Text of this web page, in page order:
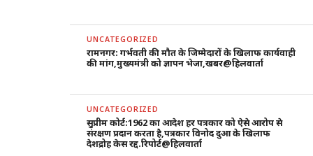
UNCATEGORIZED
रामनगर: गर्भवती की मौत के जिम्मेदारों के खिलाफ कार्यवाही
की मांग,मुख्यमंत्री को ज्ञापन भेजा,खबर@हिलवार्ता
UNCATEGORIZED
सुप्रीम कोर्ट:1962 का आदेश हर पत्रकार को ऐसे आरोप से
संरक्षण प्रदान करता है,पत्रकार विनोद दुआ के खिलाफ
देशद्रोह केस रद्द.रिपोर्ट@हिलवार्ता